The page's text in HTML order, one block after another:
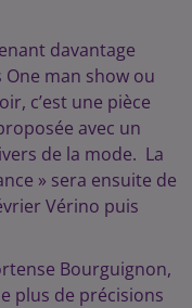
davantage
man show ou
c’est une pièce
avec un
de la mode. La
» sera ensuite de
Vérino puis
Bourguignon,
plus de précisions